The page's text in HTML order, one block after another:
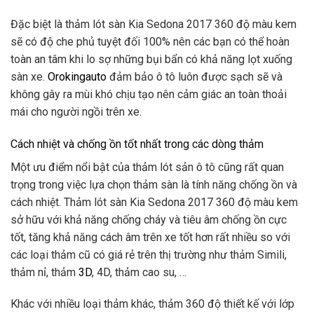
Đặc biệt là thảm lót sàn Kia Sedona 2017 360 độ màu kem
sẽ có độ che phủ tuyệt đối 100% nên các bạn có thể hoàn
toàn an tâm khi lo sợ những bụi bẩn có khả năng lọt xuống
sàn xe. Orokingauto đảm bảo ô tô luôn được sạch sẽ và
không gây ra mùi khó chịu tạo nên cảm giác an toàn thoải
mái cho người ngồi trên xe.
Cách nhiệt và chống ồn tốt nhất trong các dòng thảm
Một ưu điểm nổi bật của thảm lót sản ô tô cũng rất quan
trọng trong việc lựa chọn thảm sàn là tính năng chống ồn và
cách nhiệt. Thảm lót sàn Kia Sedona 2017 360 độ màu kem
sở hữu với khả năng chống cháy và tiêu âm chống ồn cực
tốt, tăng khả năng cách âm trên xe tốt hơn rất nhiều so với
các loại thảm cũ có giá rẻ trên thị trường như thảm Simili,
thảm nỉ, thảm 3D, 4D, thảm cao su, …
Khác với nhiều loại thảm khác, thảm 360 độ thiết kế với lớp